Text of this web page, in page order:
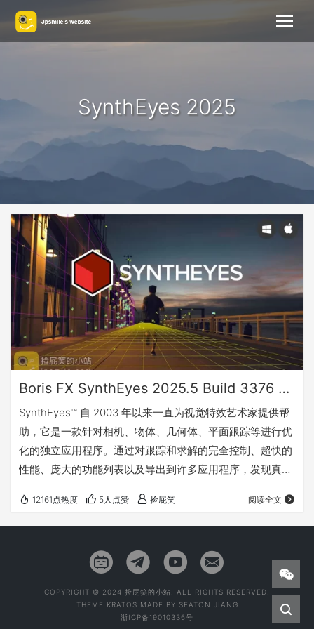
SynthEyes 2025
Boris FX SynthEyes 2025.5 Build 3376 镜头跟踪_运动跟踪_摄像机反求软件 (Win&Mac)
SynthEyes™ 自 2003 年以来一直为视觉特效艺术家提供帮
助，它是一款针对相机、物体、几何体、平面跟踪等进行优
化的独立应用程序。通过对跟踪和求解的完全控制、超快的
性能、庞大的功能列表以及导出到许多应用程序，发现真正
集，包括高性能自动跟踪、3D 平面跟踪、AprilTags、清理
和添加跟踪器工具。 场景导出 SynthEyes 可以将跟踪的场
Alembic 等格式。 更新了什么 Synt…
12161点热度 5人点赞 捡屁笑 阅读全文
COPYRIGHT © 2024 捡屁笑的小站. ALL RIGHTS RESERVED.
THEME KRATOS MADE BY SEATON JIANG
浙ICP备19010336号